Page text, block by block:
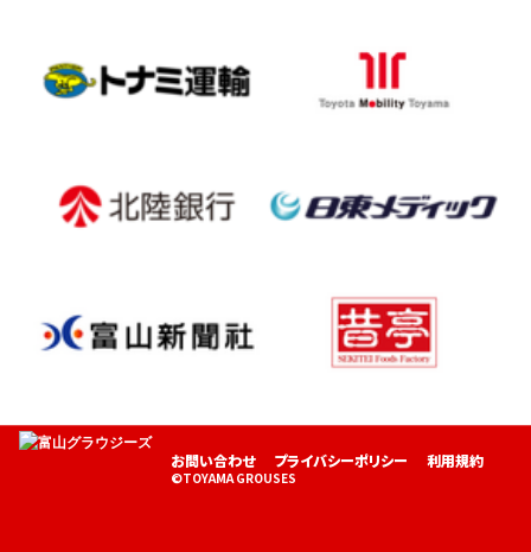
お問い合わせ プライバシーポリシー 利用規約
©TOYAMA GROUSES